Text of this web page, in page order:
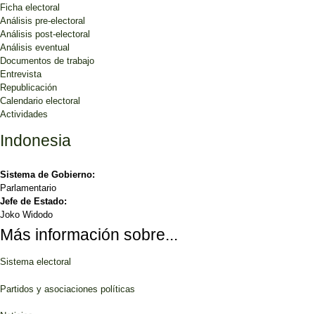
Ficha electoral
Análisis pre-electoral
Análisis post-electoral
Análisis eventual
Documentos de trabajo
Entrevista
Republicación
Calendario electoral
Actividades
Indonesia
Sistema de Gobierno:
Parlamentario
Jefe de Estado:
Joko Widodo
Más información sobre...
Sistema electoral
Partidos y asociaciones políticas